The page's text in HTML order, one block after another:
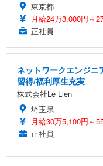
東京都
月給24万3,000円～
正社員
ネットワークエンジニ
習得/福利厚生充実
株式会社Le Lien
埼玉県
月給30万5,100円～
正社員